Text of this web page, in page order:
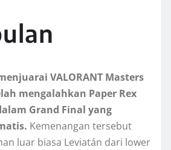
VALORANT Masters
mengalahkan Paper Rex
Grand Final yang
Kemenangan tersebut
luar biasa Leviatán dari lower